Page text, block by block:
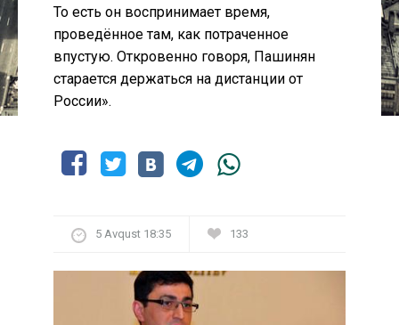
То есть он воспринимает время,
проведённое там, как потраченное
впустую. Откровенно говоря, Пашинян
старается держаться на дистанции от
России».
5 Avqust 18:35 133